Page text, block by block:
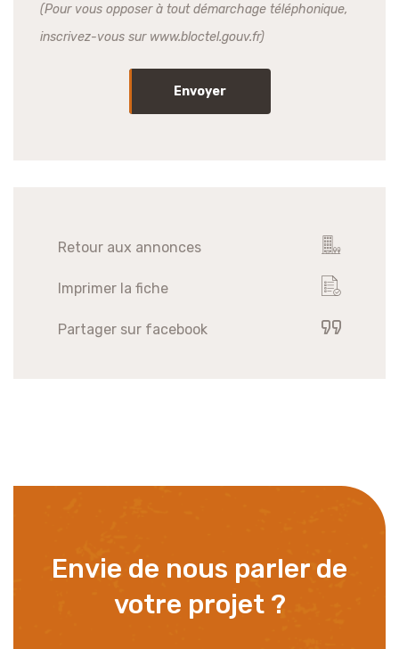
(Pour vous opposer à tout démarchage téléphonique,
inscrivez-vous sur www.bloctel.gouv.fr)
Envoyer
Retour aux annonces
Imprimer la fiche
Partager sur facebook
Envie de nous parler de
votre projet ?